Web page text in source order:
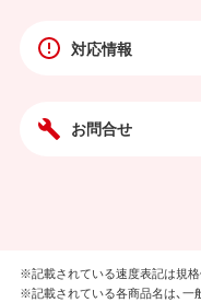
対応情報
お問合せ
※記載されている速度表記は規格
※記載されている各商品名は、一